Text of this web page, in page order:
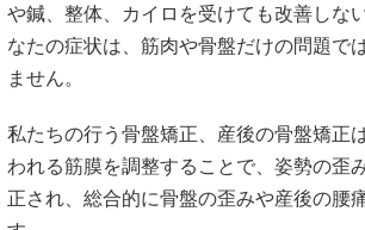
私たちの行う骨盤矯正、産後の骨盤矯正
われる筋膜を調整することで、姿勢の歪
す。
その中でもポイントは、筋膜を整え骨盤